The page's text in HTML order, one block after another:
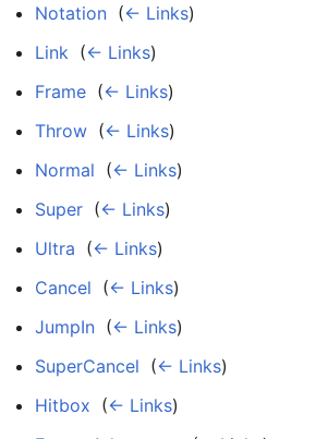
Notation (← Links)
Link (← Links)
Frame (← Links)
Throw (← Links)
Normal (← Links)
Super (← Links)
Ultra (← Links)
Cancel (← Links)
JumpIn (← Links)
SuperCancel (← Links)
Hitbox (← Links)